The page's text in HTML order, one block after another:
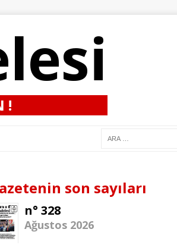
!
son sayıları
n° 328
Ağustos 2026